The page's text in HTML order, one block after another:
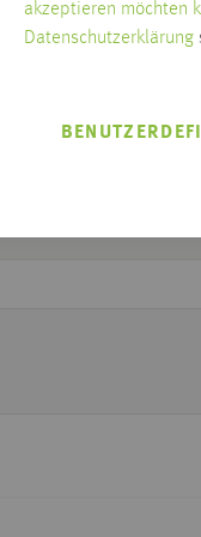
akzeptieren möchten
Datenschutzerklärung